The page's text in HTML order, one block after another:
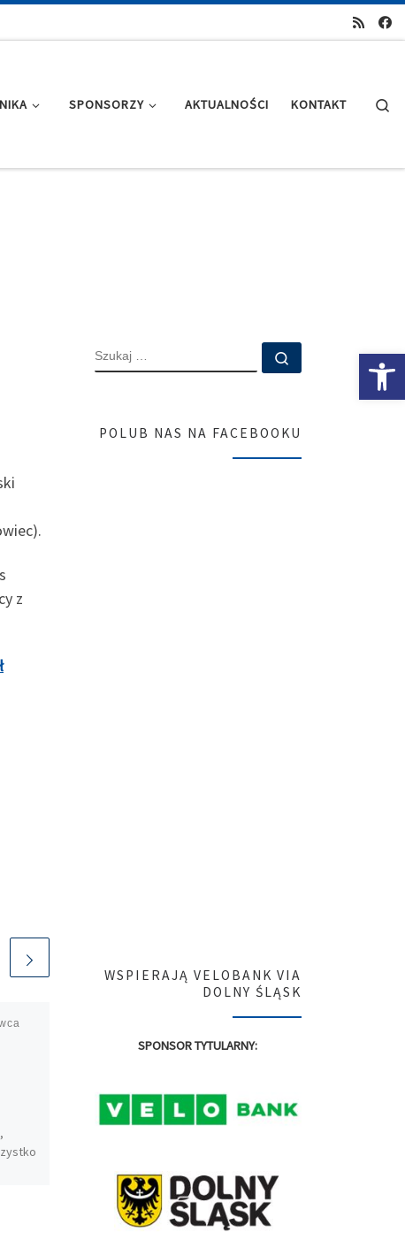
SPONSORZY AKTUALNOŚCI KONTAKT
z
października 2022
kończy wyścigowy sezon.
Zapraszamy serdecznie do
Sobótki na dwa dni
SZUKAJ
POLUB NAS NA FACEBOOKU
WSPIERAJĄ VELOBANK VIA
DOLNY ŚLĄSK
SPONSOR TYTULARNY: